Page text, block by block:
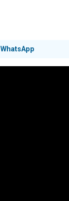
WhatsApp